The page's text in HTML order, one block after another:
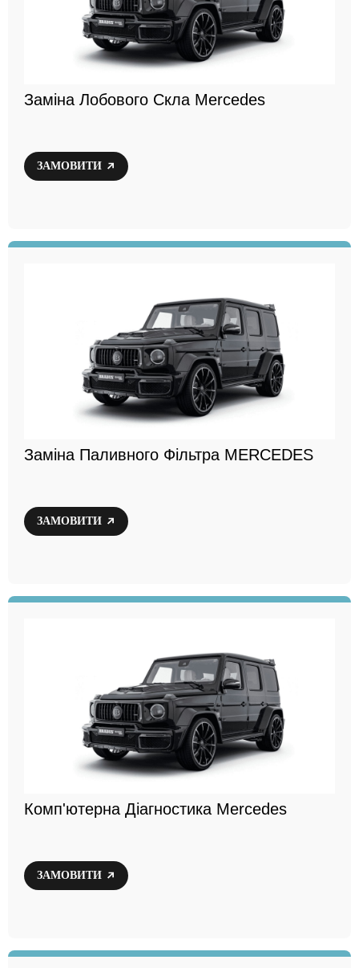
Заміна Лобового Скла Mercedes
ЗАМОВИТИ
Заміна Паливного Фільтра MERCEDES
ЗАМОВИТИ
Комп'ютерна Діагностика Mercedes
ЗАМОВИТИ